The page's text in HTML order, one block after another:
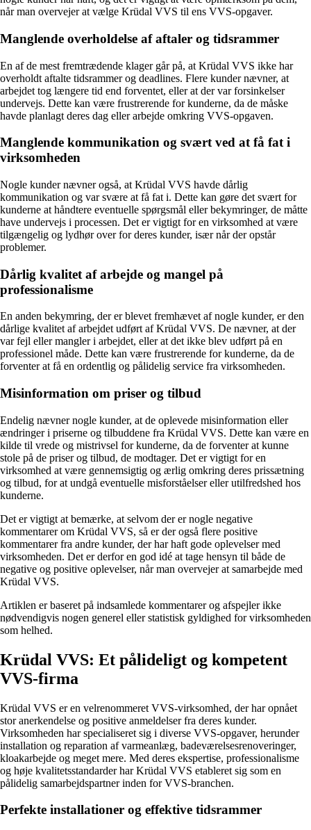
når man overvejer at vælge Krüdal VVS til ens VVS-opgaver.
Manglende overholdelse af aftaler og tidsrammer
En af de mest fremtrædende klager går på, at Krüdal VVS ikke har
overholdt aftalte tidsrammer og deadlines. Flere kunder nævner, at
arbejdet tog længere tid end forventet, eller at der var forsinkelser
undervejs. Dette kan være frustrerende for kunderne, da de måske
havde planlagt deres dag eller arbejde omkring VVS-opgaven.
Manglende kommunikation og svært ved at få fat i
virksomheden
Nogle kunder nævner også, at Krüdal VVS havde dårlig
kommunikation og var svære at få fat i. Dette kan gøre det svært for
kunderne at håndtere eventuelle spørgsmål eller bekymringer, de måtte
have undervejs i processen. Det er vigtigt for en virksomhed at være
tilgængelig og lydhør over for deres kunder, især når der opstår
problemer.
Dårlig kvalitet af arbejde og mangel på
professionalisme
En anden bekymring, der er blevet fremhævet af nogle kunder, er den
dårlige kvalitet af arbejdet udført af Krüdal VVS. De nævner, at der
var fejl eller mangler i arbejdet, eller at det ikke blev udført på en
professionel måde. Dette kan være frustrerende for kunderne, da de
forventer at få en ordentlig og pålidelig service fra virksomheden.
Misinformation om priser og tilbud
Endelig nævner nogle kunder, at de oplevede misinformation eller
ændringer i priserne og tilbuddene fra Krüdal VVS. Dette kan være en
kilde til vrede og mistrivsel for kunderne, da de forventer at kunne
stole på de priser og tilbud, de modtager. Det er vigtigt for en
virksomhed at være gennemsigtig og ærlig omkring deres prissætning
og tilbud, for at undgå eventuelle misforståelser eller utilfredshed hos
kunderne.
Det er vigtigt at bemærke, at selvom der er nogle negative
kommentarer om Krüdal VVS, så er der også flere positive
kommentarer fra andre kunder, der har haft gode oplevelser med
virksomheden. Det er derfor en god idé at tage hensyn til både de
negative og positive oplevelser, når man overvejer at samarbejde med
Krüdal VVS.
Artiklen er baseret på indsamlede kommentarer og afspejler ikke
nødvendigvis nogen generel eller statistisk gyldighed for virksomheden
som helhed.
Krüdal VVS: Et pålideligt og kompetent
VVS-firma
Krüdal VVS er en velrenommeret VVS-virksomhed, der har opnået
stor anerkendelse og positive anmeldelser fra deres kunder.
Virksomheden har specialiseret sig i diverse VVS-opgaver, herunder
installation og reparation af varmeanlæg, badeværelsesrenoveringer,
kloakarbejde og meget mere. Med deres ekspertise, professionalisme
og høje kvalitetsstandarder har Krüdal VVS etableret sig som en
pålidelig samarbejdspartner inden for VVS-branchen.
Perfekte installationer og effektive tidsrammer